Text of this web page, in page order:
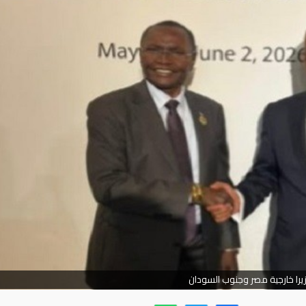
خارجية مصر وجنوب السودان